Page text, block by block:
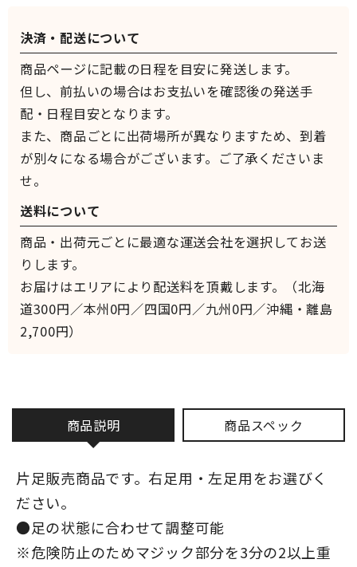
商品説明 商品スペック
片足販売商品です。右足用・左足用をお選びく
ださい。
●足の状態に合わせて調整可能
※危険防止のためマジック部分を3分の2以上重
決済・配送について
商品ページに記載の日程を目安に発送します。
但し、前払いの場合はお支払いを確認後の発送手
配・日程目安となります。
また、商品ごとに出荷場所が異なりますため、到着
が別々になる場合がございます。ご了承くださいま
せ。
送料について
商品・出荷元ごとに最適な運送会社を選択してお送
りします。
お届けはエリアにより配送料を頂戴します。（北海
道300円／本州0円／四国0円／九州0円／沖縄・離島
2,700円）